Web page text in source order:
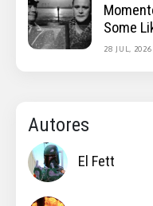
Some
28 JUL, 2026
Autores
El Fett